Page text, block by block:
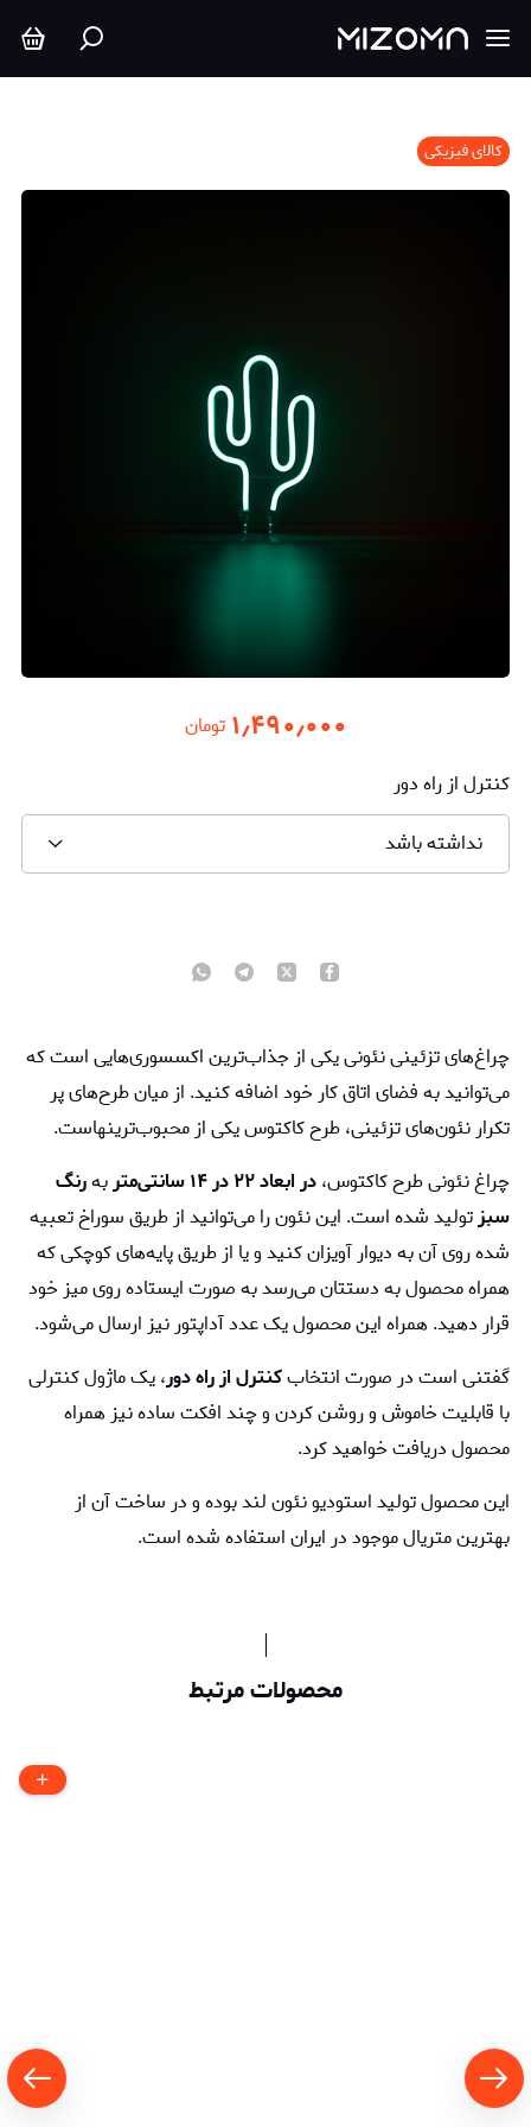
کالای فیزیکی
۱٫۴۹۰٫۰۰۰ تومان
کنترل از راه دور
نداشته باشد
چراغ‌های تزئینی نئونی یکی از جذاب‌ترین اکسسوری‌هایی است که
می‌توانید به فضای اتاق کار خود اضافه کنید. از میان طرح‌های پر
تکرار نئون‌های تزئینی، طرح کاکتوس یکی از محبوب‌ترینهاست.
چراغ نئونی طرح کاکتوس،در ابعاد ۲۲ در ۱۴ سانتی‌متر بهرنگ
سبزتولید شده است. این نئون را می‌توانید از طریق سوراخ تعبیه
شده روی آن به دیوار آویزان کنید و یا از طریق پایه‌های کوچکی که
همراه محصول به دستتان می‌رسد به صورت ایستاده روی میز خود
قرار دهید. همراه این محصول یک عدد آداپتور نیز ارسال می‌شود.
گفتنی است در صورت انتخابکنترل از راه دور، یک ماژول کنترلی
با قابلیت خاموش و روشن کردن و چند افکت ساده نیز همراه
محصول دریافت خواهید کرد.
این محصول تولید استودیو نئون لند بوده و در ساخت آن از
بهترین متریال موجود در ایران استفاده شده است.
محصولات مرتبط